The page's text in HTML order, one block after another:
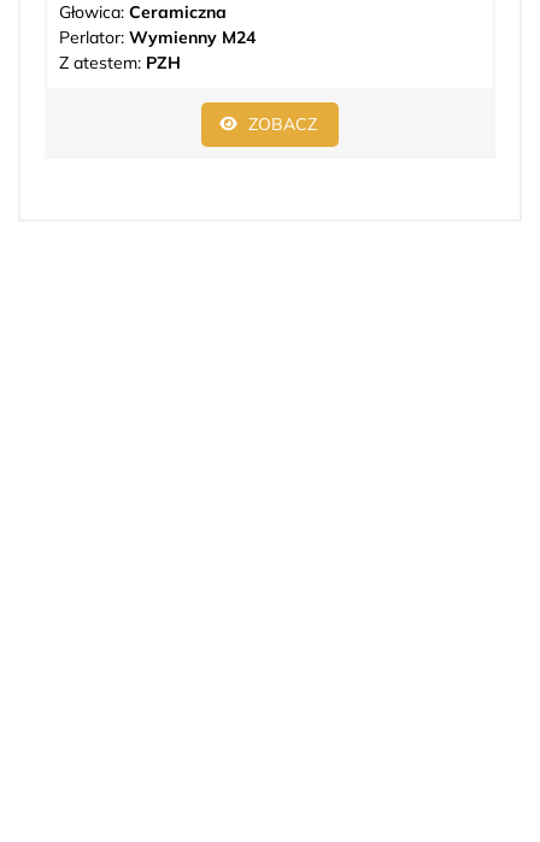
Głowica: Ceramiczna
Perlator: Wymienny M24
Z atestem: PZH
ZOBACZ